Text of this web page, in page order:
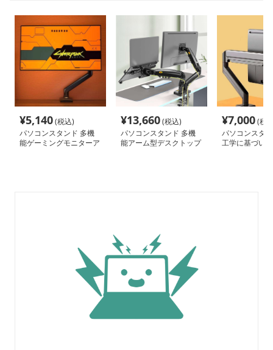
¥5,140(税込)
パソコンスタンド 多機
能ゲーミングモニターア
¥13,660(税込)
パソコンスタンド 多機
能アーム型デスクトップ
¥7,000(税
パソコンスタ
工学に基づい